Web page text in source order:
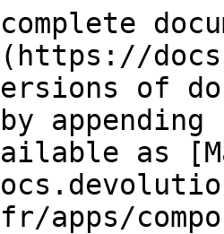
of
as
apps/